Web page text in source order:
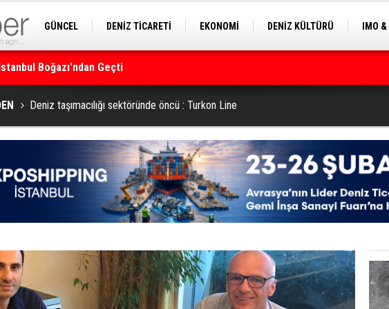
GÜNCEL DENİZ TİCARETİ EKONOMİ DENİZ KÜLTÜRÜ
IMO
Boğazı'ndan Geçti
Mercan Ormanı
Deniz taşımacılığı sektöründe öncü : Turkon Line